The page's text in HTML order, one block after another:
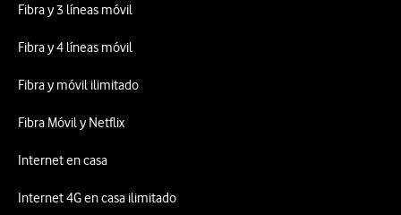
Fibra y 3 líneas móvil
Fibra y 4 líneas móvil
Fibra y móvil ilimitado
Fibra Móvil y Netflix
Internet en casa
Internet 4G en casa ilimitado